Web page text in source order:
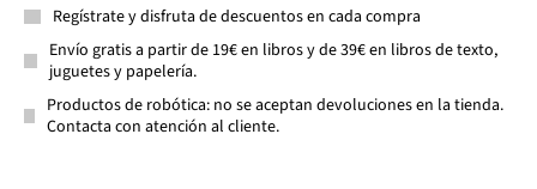
Regístrate y disfruta de descuentos en cada compra
Envío gratis a partir de 19€ en libros y de 39€ en libros de texto,
juguetes y papelería.
Productos de robótica: no se aceptan devoluciones en la tienda.
Contacta con atención al cliente.